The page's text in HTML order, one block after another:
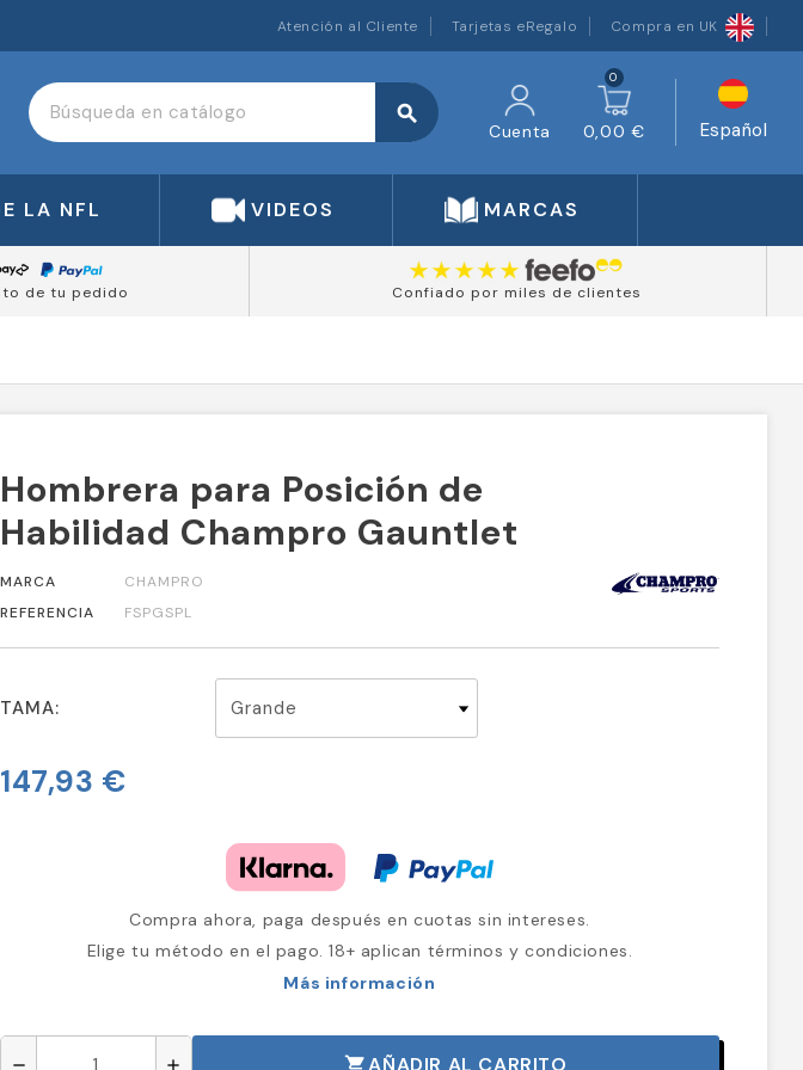
Atención al Cliente Tarjetas eRegalo Compra en UK
search
Cuenta
0
0,00 € Español
LA NFL VIDEOS MARCAS
de tu pedido Confiado por miles de clientes
Hombrera para Posición de
Habilidad Champro Gauntlet
MARCA
CHAMPRO
REFERENCIA
FSPGSPL
TAMA:
147,93 €
Compra ahora, paga después en cuotas sin intereses.
Elige tu método en el pago. 18+ aplican términos y condiciones.
Más información
remove add shopping_cartAÑADIR AL CARRITO